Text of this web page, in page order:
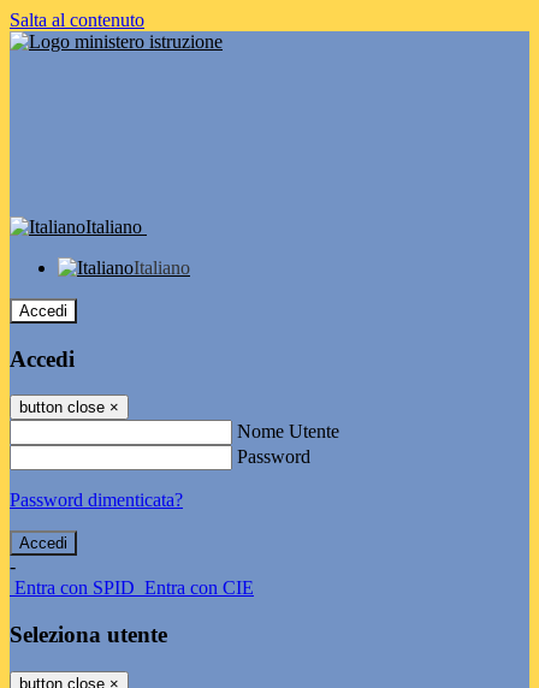
Salta al contenuto
Italiano
Italiano
Accedi
Accedi
button close ×
Nome Utente
Password
Password dimenticata?
-
Entra con SPID Entra con CIE
Seleziona utente
button close ×